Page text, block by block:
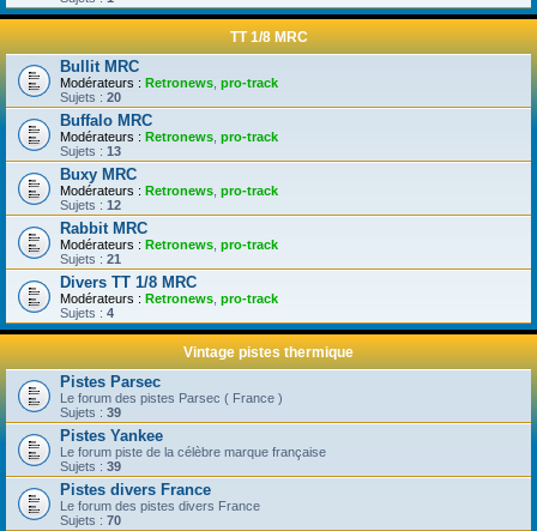
TT 1/8 MRC
Bullit MRC
Modérateurs : Retronews, pro-track
Sujets : 20
Buffalo MRC
Modérateurs : Retronews, pro-track
Sujets : 13
Buxy MRC
Modérateurs : Retronews, pro-track
Sujets : 12
Rabbit MRC
Modérateurs : Retronews, pro-track
Sujets : 21
Divers TT 1/8 MRC
Modérateurs : Retronews, pro-track
Sujets : 4
Vintage pistes thermique
Pistes Parsec
Le forum des pistes Parsec ( France )
Sujets : 39
Pistes Yankee
Le forum piste de la célèbre marque française
Sujets : 39
Pistes divers France
Le forum des pistes divers France
Sujets : 70